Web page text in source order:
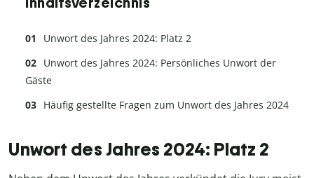
Unwort des Jahres 2024: Platz 2
Unwort des Jahres 2024: Persönliches Unwort der
Gäste
Häufig gestellte Fragen zum Unwort des Jahres 2024
Unwort des Jahres 2024: Platz 2